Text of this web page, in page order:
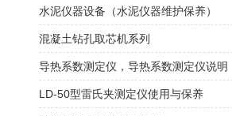
水泥仪器设备（水泥仪器维护保养）
混凝土钻孔取芯机系列
导热系数测定仪，导热系数测定仪说明
LD-50型雷氏夹测定仪使用与保养